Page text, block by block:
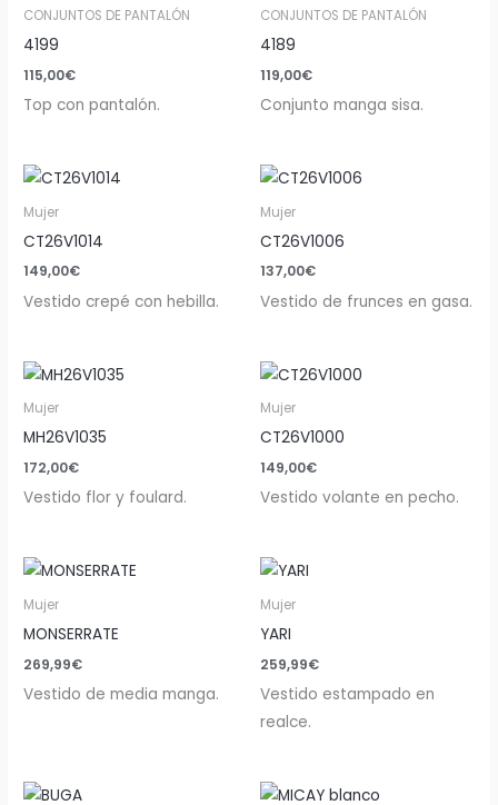
CONJUNTOS DE PANTALÓN
4199
115,00€
Top con pantalón.
CONJUNTOS DE PANTALÓN
4189
119,00€
Conjunto manga sisa.
Mujer
CT26V1014
149,00€
Vestido crepé con hebilla.
Mujer
CT26V1006
137,00€
Vestido de frunces en gasa.
Mujer
MH26V1035
172,00€
Vestido flor y foulard.
Mujer
CT26V1000
149,00€
Vestido volante en pecho.
Mujer
MONSERRATE
269,99€
Vestido de media manga.
Mujer
YARI
259,99€
Vestido estampado en
realce.